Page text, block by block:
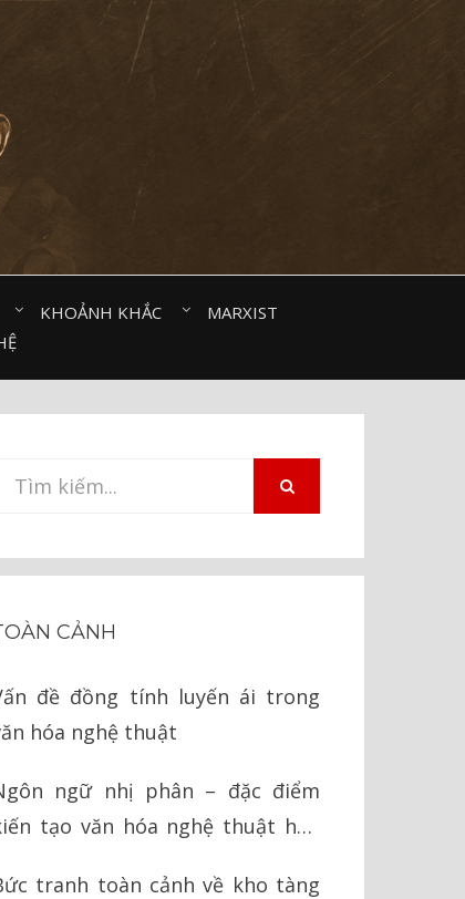
KHOẢNH KHẮC⠀
MARXIST⠀
Tìm
CẢNH
đề đồng tính luyến ái trong
hóa nghệ thuật
ngữ nhị phân – đặc điểm
tạo văn hóa nghệ thuật hậu
tranh toàn cảnh về kho tàng